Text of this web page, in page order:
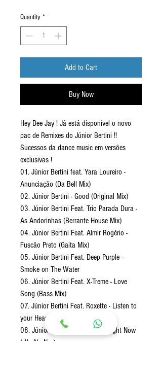
Quantity *
Add to Cart
Buy Now
Hey Dee Jay ! Já está disponível o novo
pac de Remixes do Júnior Bertini !!
Sucessos da dance music em versões
exclusivas !
01. Júnior Bertini feat. Yara Loureiro -
Anunciação (Da Bell Mix)
02. Júnior Bertini - Good (Original Mix)
03. Júnior Bertini Feat. Trio Parada Dura -
As Andorinhas (Berrante House Mix)
04. Júnior Bertini Feat. Almir Rogério -
Fuscão Preto (Gaita Mix)
05. Júnior Bertini Feat. Deep Purple -
Smoke on The Water
06. Júnior Bertini Feat. X-Treme - Love
Song (Bass Mix)
07. Júnior Bertini Feat. Roxette - Listen to
your Heart (Bass Mix)
08. Júnior Bertini Feat. Akon - Right Now
( Na Na Na )